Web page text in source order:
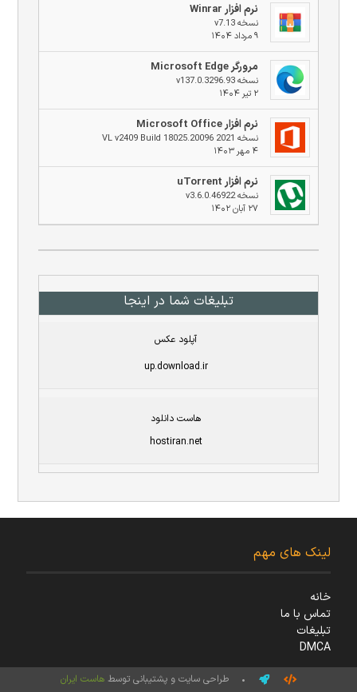
نرم افزار Winrar
نسخه v7.13
۹ مرداد ۱۴۰۴
مرورگر Microsoft Edge
نسخه v137.0.3296.93
۲ تیر ۱۴۰۴
نرم افزار Microsoft Office
نسخه 2021 VL v2409 Build 18025.20096
۴ مهر ۱۴۰۳
نرم افزار uTorrent
نسخه v3.6.0.46922
۲۷ آبان ۱۴۰۲
تبلیغات شما در اینجا
آپلود عکس
up.download.ir
هاست دانلود
hostiran.net
لینک های مهم
خانه
تماس با ما
تبلیغات
DMCA
• طراحی سایت و پشتیبانی توسط هاست ایران